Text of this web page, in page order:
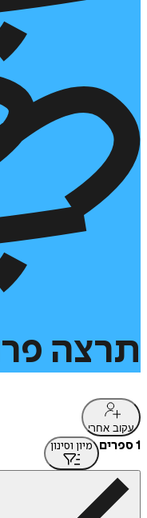
תרצה
עקוב אחרי
1 ספרים מיון וסינון